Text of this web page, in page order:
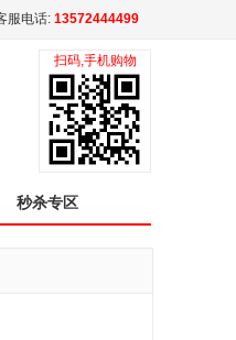
服电话: 13572444499
扫码,手机购物
秒杀专区